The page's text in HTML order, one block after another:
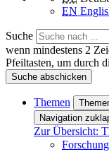
EN
Suche
wenn mindestens 2
Pfeiltasten, um durch
Suche abschicken
Themen
Navigation
Zur Übersicht: